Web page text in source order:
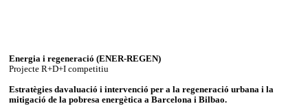
Energia i regeneració (ENER-REGEN)
Projecte R+D+I competitiu
Estratègies davaluació i intervenció per a la regeneració urbana i la
mitigació de la pobresa energètica a Barcelona i Bilbao.